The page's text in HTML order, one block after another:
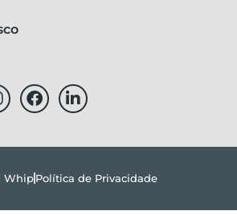
WhipPolítica de Privacidade